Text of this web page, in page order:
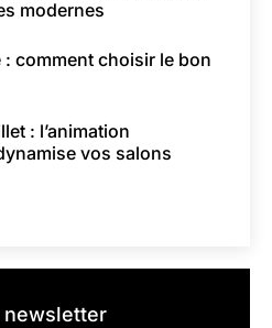
modernes
: comment choisir le bon
: l’animation
vos salons
newsletter